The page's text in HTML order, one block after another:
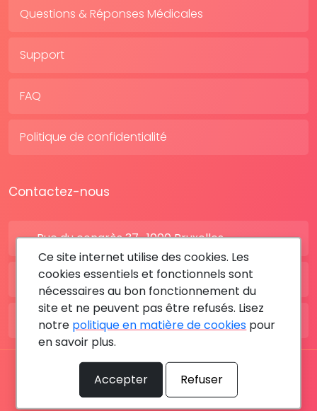
Questions & Réponses Médicales
Support
FAQ
Politique de confidentialité
Contactez-nous
Rue du congrès 37 , 1000 Bruxelles
BE: +32 28080227
FR: +33 183642895
Tous les droits sont réservés © 2026 RDV MÉDICAL By
MediaSatCom
Ce site internet utilise des cookies. Les
cookies essentiels et fonctionnels sont
nécessaires au bon fonctionnement du
site et ne peuvent pas être refusés. Lisez
notre politique en matière de cookies pour
en savoir plus.
Accepter Refuser